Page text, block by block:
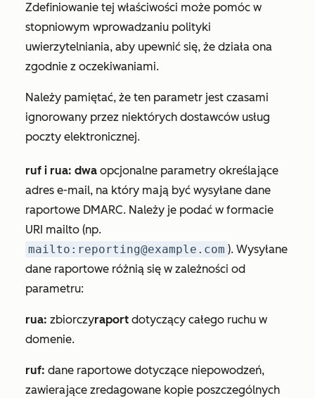
Zdefiniowanie tej właściwości może pomóc w
stopniowym wprowadzaniu polityki
uwierzytelniania, aby upewnić się, że działa ona
zgodnie z oczekiwaniami.
Należy pamiętać, że ten parametr jest czasami
ignorowany przez niektórych dostawców usług
poczty elektronicznej.
ruf i rua: dwa opcjonalne parametry określające
adres e-mail, na który mają być wysyłane dane
raportowe DMARC. Należy je podać w formacie
URI mailto (np.
mailto:reporting@example.com ). Wysyłane
dane raportowe różnią się w zależności od
parametru:
rua: zbiorczyraport dotyczący całego ruchu w
domenie.
ruf: dane raportowe dotyczące niepowodzeń,
zawierające zredagowane kopie poszczególnych